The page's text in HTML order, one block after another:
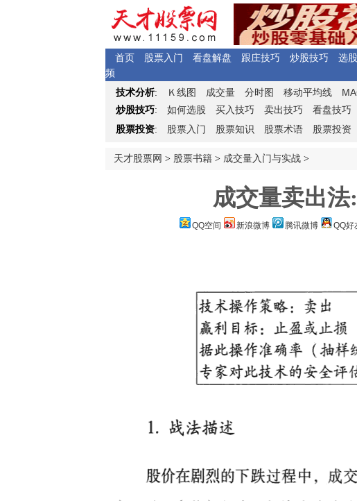
首页 股票入门 看盘解盘 跟庄技巧 炒股技巧 选
频
技术分析: Ｋ 线图 成交量 分时图 移动平均线
炒股技巧: 如何选股 买入技巧 卖出技巧 看盘技巧
股票投资: 股票入门 股票知识 股票术语 股票投资
天才股票网 > 股票书籍 > 成交量入门与实战 >
成交量卖出
QQ空间 新浪微博 腾讯微博 QQ好